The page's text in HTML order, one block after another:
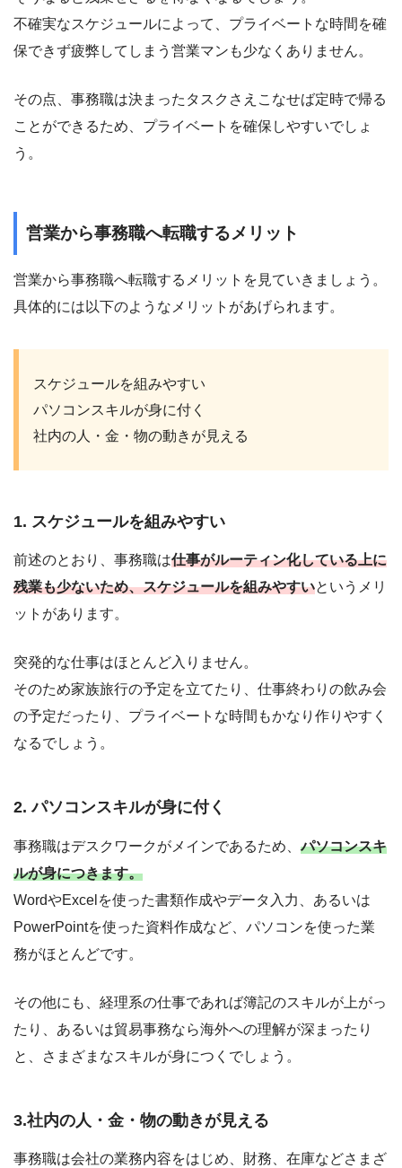
不確実なスケジュールによって、プライベートな時間を確
保できず疲弊してしまう営業マンも少なくありません。
その点、事務職は決まったタスクさえこなせば定時で帰る
ことができるため、プライベートを確保しやすいでしょ
う。
営業から事務職へ転職するメリット
営業から事務職へ転職するメリットを見ていきましょう。
具体的には以下のようなメリットがあげられます。
スケジュールを組みやすい
パソコンスキルが身に付く
社内の人・金・物の動きが見える
1. スケジュールを組みやすい
前述のとおり、事務職は仕事がルーティン化している上に
残業も少ないため、スケジュールを組みやすいというメリ
ットがあります。
突発的な仕事はほとんど入りません。
そのため家族旅行の予定を立てたり、仕事終わりの飲み会
の予定だったり、プライベートな時間もかなり作りやすく
なるでしょう。
2. パソコンスキルが身に付く
事務職はデスクワークがメインであるため、パソコンスキ
ルが身につきます。
WordやExcelを使った書類作成やデータ入力、あるいは
PowerPointを使った資料作成など、パソコンを使った業
務がほとんどです。
その他にも、経理系の仕事であれば簿記のスキルが上がっ
たり、あるいは貿易事務なら海外への理解が深まったり
と、さまざまなスキルが身につくでしょう。
3.社内の人・金・物の動きが見える
事務職は会社の業務内容をはじめ、財務、在庫などさまざ